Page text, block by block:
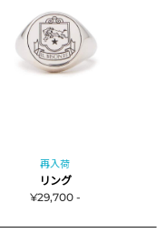
再入荷
リング
¥29,700 -